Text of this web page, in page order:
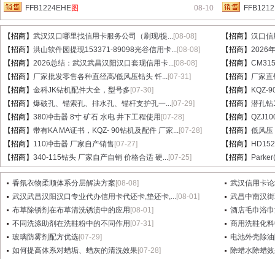
FFB1224EHE图 08-10
【招商】 武汉汉口哪里找信用卡服务公司（刷现/提...[08-08] 【招商】 汉口信
【招商】 洪山软件园提现153371-89098光谷信用卡...[08-08] 【招商】 2026
【招商】 2026总结：武汉武昌汉阳汉口套现信用卡...[08-08] 【招商】
【招商】 厂家批发零售各种直径高/低风压钻头 钎...[07-31] 【招商】 厂家
【招商】 金科JK钻机配件大全，型号多 [07-30] 【招商】
KQZ-
【招商】 爆破孔、锚索孔、排水孔、锚杆支护孔一...[07-29] 【招商】 潜孔钻
【招商】 380冲击器 8寸 矿石 水电 井下工程使用 [07-28] 【招商】
【招商】 带有KA MA证书，KQZ- 90钻机及配件 厂家...[07-28] 【招商】 低风压
【招商】 110冲击器 厂家自产销售 [07-27] 【招商】
【招商】 340-115钻头 厂家自产自销 价格合适 硬...[07-25] 【招商】
香氛衣物柔顺体系分层解决方案 [08-08]
武汉信用卡
武汉武昌汉阳汉口专业代办信用卡代还卡,垫还卡,...[08-01]
武昌中南汉
布草除锈剂在布草清洗锈渍中的应用 [08-01]
酒店毛巾浴
不同洗涤助剂在洗鞋粉中的不同作用 [07-31]
商用洗鞋化
玻璃防雾剂配方优选[07-29]
电池外壳除
如何提高体系对蜡垢、蜡灰的清洗效果[07-28]
除蜡水除蜡